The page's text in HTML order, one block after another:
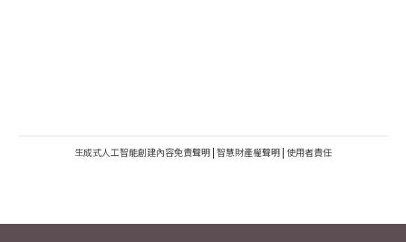
生成式人工智能創建內容免責聲明 | 智慧財產權聲明 | 使用者責任